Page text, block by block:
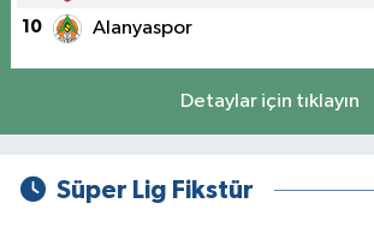
10 Alanyaspor
Detaylar için tıklayın
Süper Lig Fikstür